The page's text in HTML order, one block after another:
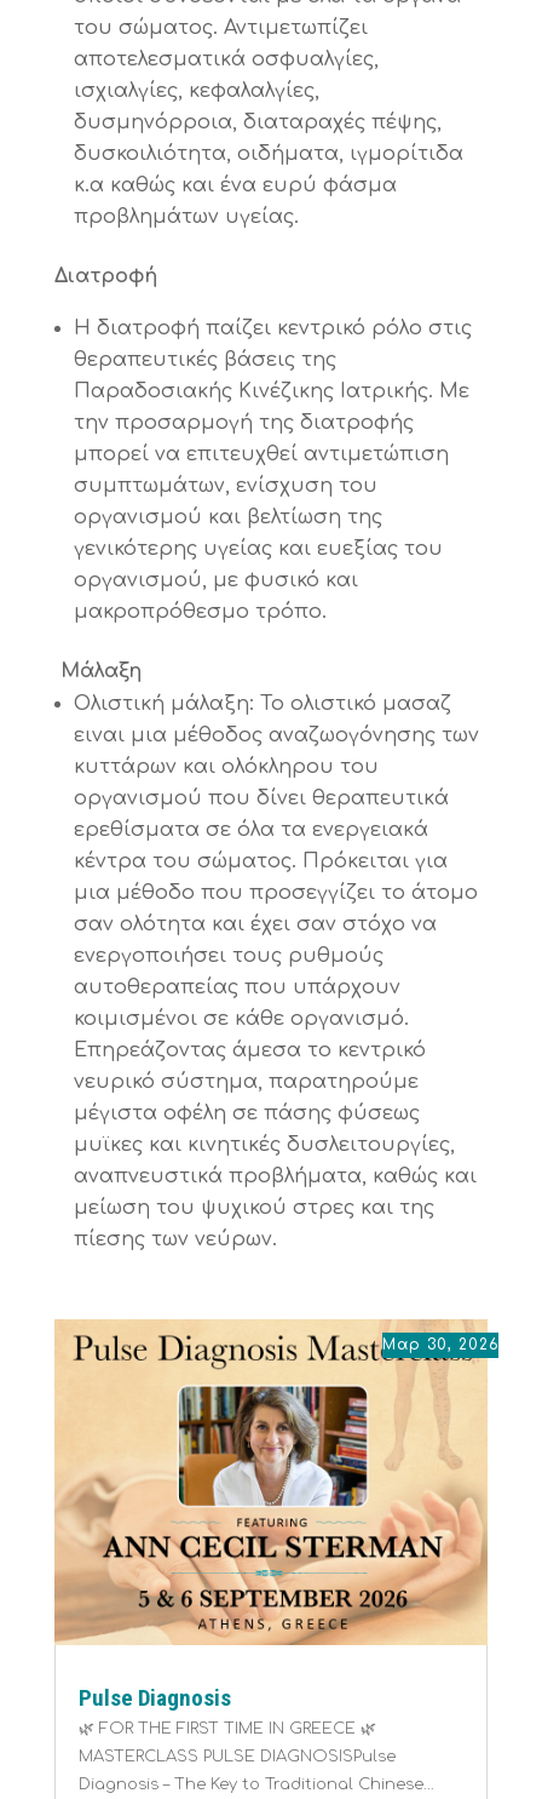
του σώματος. Αντιμετωπίζει
αποτελεσματικά οσφυαλγίες,
ισχιαλγίες, κεφαλαλγίες,
δυσμηνόρροια, διαταραχές πέψης,
δυσκοιλιότητα, οιδήματα, ιγμορίτιδα
κ.α καθώς και ένα ευρύ φάσμα
προβλημάτων υγείας.
Διατροφή
Η διατροφή παίζει κεντρικό ρόλο στις
θεραπευτικές βάσεις της
Παραδοσιακής Κινέζικης Ιατρικής. Με
την προσαρμογή της διατροφής
μπορεί να επιτευχθεί αντιμετώπιση
συμπτωμάτων, ενίσχυση του
οργανισμού και βελτίωση της
γενικότερης υγείας και ευεξίας του
οργανισμού, με φυσικό και
μακροπρόθεσμο τρόπο.
Μάλαξη
Ολιστική μάλαξη: Το ολιστικό μασαζ
ειναι μια μέθοδος αναζωογόνησης των
κυττάρων και ολόκληρου του
οργανισμού που δίνει θεραπευτικά
ερεθίσματα σε όλα τα ενεργειακά
κέντρα του σώματος. Πρόκειται για
μια μέθοδο που προσεγγίζει το άτομο
σαν ολότητα και έχει σαν στόχο να
ενεργοποιήσει τους ρυθμούς
αυτοθεραπείας που υπάρχουν
κοιμισμένοι σε κάθε οργανισμό.
Επηρεάζοντας άμεσα το κεντρικό
νευρικό σύστημα, παρατηρούμε
μέγιστα οφέλη σε πάσης φύσεως
μυϊκες και κινητικές δυσλειτουργίες,
αναπνευστικά προβλήματα, καθώς και
μείωση του ψυχικού στρες και της
πίεσης των νεύρων.
Pulse Diagnosis
Μαρ 30, 2026
🌿 FOR THE FIRST TIME IN GREECE 🌿
MASTERCLASS PULSE DIAGNOSISPulse
Diagnosis – The Key to Traditional Chinese...